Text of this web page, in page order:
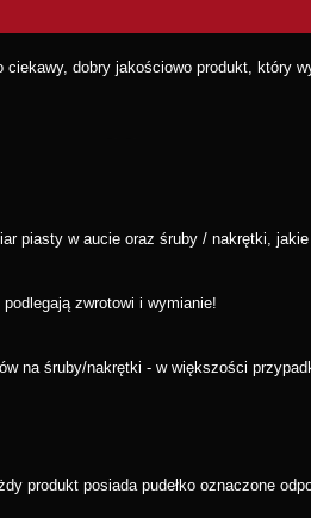
dobry jakościowo produkt, który
piasty w aucie oraz śruby / nakrętki, jakie
zwrotowi i wymianie!
na śruby/nakrętki - w większości
produkt posiada pudełko oznaczone